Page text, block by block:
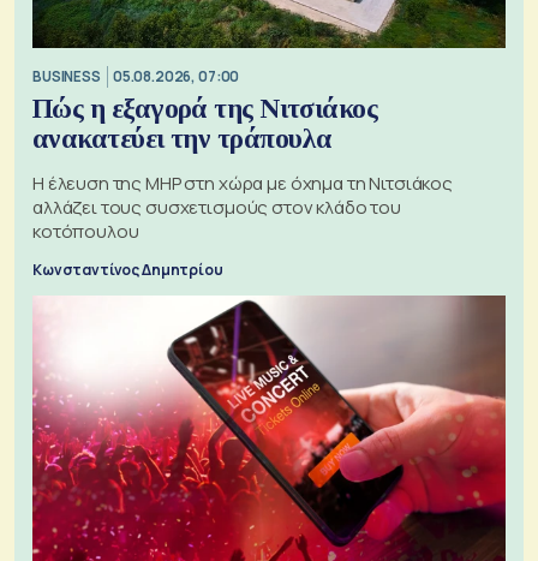
BUSINESS 05.08.2026, 07:00
Πώς η εξαγορά της Νιτσιάκος
ανακατεύει την τράπουλα
H έλευση της MHP στη χώρα με όχημα τη Νιτσιάκος
αλλάζει τους συσχετισμούς στον κλάδο του
κοτόπουλου
Κωνσταντίνος Δημητρίου